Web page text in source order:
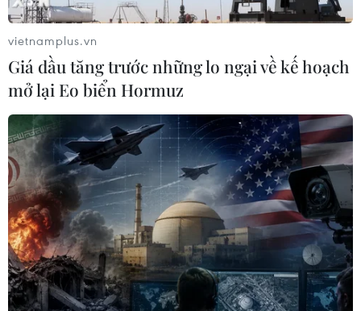
vietnamplus.vn
Giá dầu tăng trước những lo ngại về kế hoạch
mở lại Eo biển Hormuz